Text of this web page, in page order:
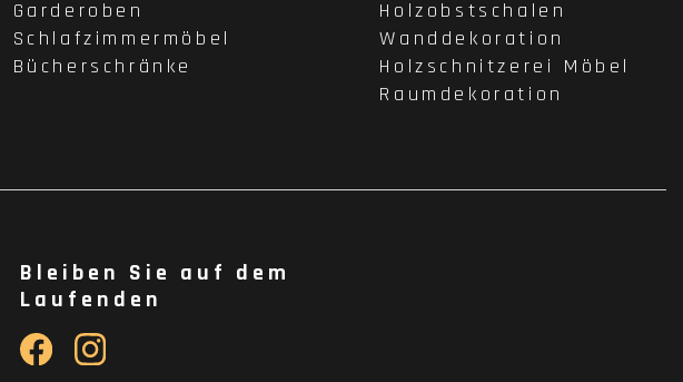
Garderoben
Schlafzimmermöbel
Bücherschränke
Holzobstschalen
Wanddekoration
Holzschnitzerei Möbel
Raumdekoration
Bleiben Sie auf dem
Laufenden